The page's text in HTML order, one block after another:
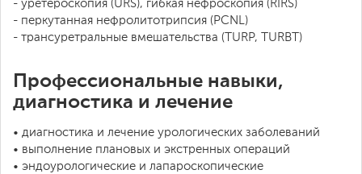
- уретероскопия (URS), гибкая нефроскопия (RIRS)
- перкутанная нефролитотрипсия (PCNL)
- трансуретральные вмешательства (TURP, TURBT)
Профессиональные навыки,
диагностика и лечение
• диагностика и лечение урологических заболеваний
• выполнение плановых и экстренных операций
• эндоурологические и лапароскопические